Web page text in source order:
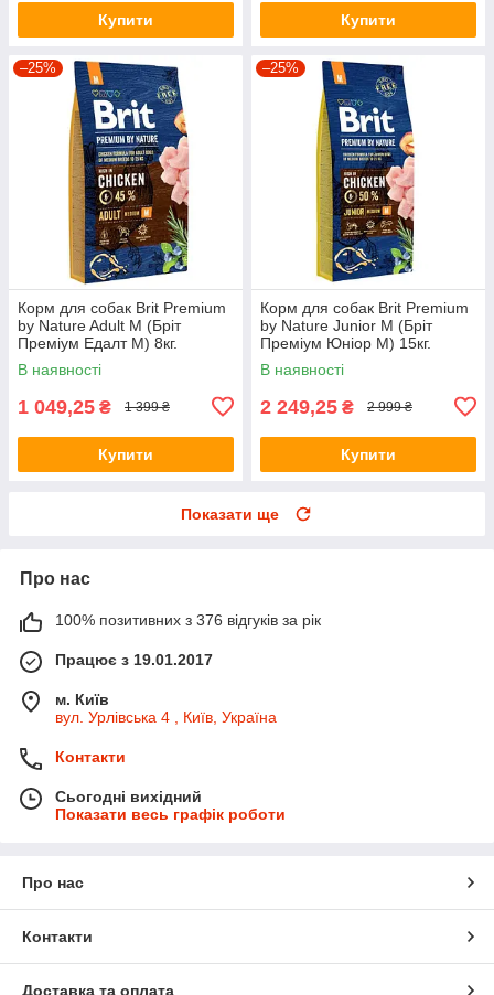
Купити Купити
–25%
Корм для собак Brit Premium
by Nature Adult М (Бріт
Преміум Едалт М) 8кг.
В наявності
1 049,25 ₴ 1 399 ₴
Купити
–25%
Корм для собак Brit Premium
by Nature Junior М (Бріт
Преміум Юніор М) 15кг.
В наявності
2 249,25 ₴ 2 999 ₴
Купити
Показати ще
Про нас
100% позитивних з 376 відгуків за рік
Працює з 19.01.2017
м. Київ
вул. Урлівська 4 , Київ, Україна
Контакти
Сьогодні вихідний
Показати весь графік роботи
Про нас
Контакти
Доставка та оплата